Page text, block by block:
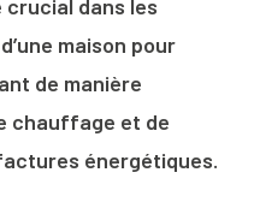
dans les
maison pour
de manière
chauffage et de
énergétiques.